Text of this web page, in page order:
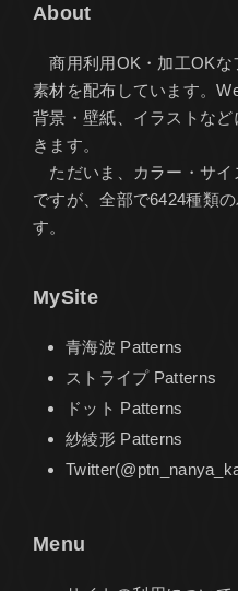
About
商用利用OK・加工OKな
素材を配布しています。
背景・壁紙、イラストな
きます。
ただいま、カラー・サイ
ですが、全部で6424種類
す。
MySite
青海波 Patterns
ストライプ Patterns
ドット Patterns
紗綾形 Patterns
Menu